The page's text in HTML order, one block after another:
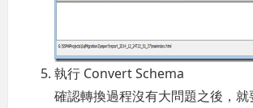
執行 Convert Schema
確認轉換過程沒有大問題之後，就